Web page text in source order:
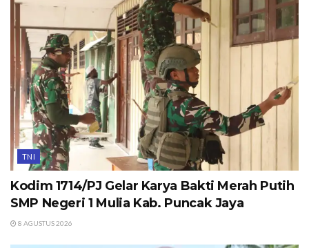
TNI
Kodim 1714/PJ Gelar Karya Bakti Merah Putih
SMP Negeri 1 Mulia Kab. Puncak Jaya
8 AGUSTUS 2026